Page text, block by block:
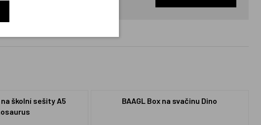
na školní sešity A5
BAAGL Box na svačinu Dino